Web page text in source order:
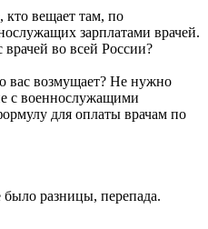
кто вещает там, по
зарплатами врачей.
врачей во всей России?
вас возмущает? Не нужно
с военнослужащими
для оплаты врачам по
разницы, перепада.